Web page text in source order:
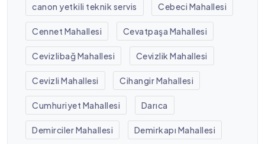
canon yetkili teknik servis Cebeci Mahallesi
Cennet Mahallesi Cevatpaşa Mahallesi
Cevizlibağ Mahallesi Cevizlik Mahallesi
Cevizli Mahallesi Cihangir Mahallesi
Cumhuriyet Mahallesi Darıca
Demirciler Mahallesi Demirkapı Mahallesi